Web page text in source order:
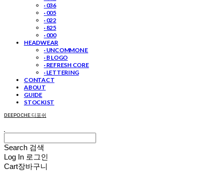
· 036
· 005
· 022
· 825
· 000
HEADWEAR
· UNCOMMON E
· B LOGO
· REFRESH CORE
· LETTERING
CONTACT
ABOUT
GUIDE
STOCKIST
DEEPOCHE 디포쉬
Search 검색
Log In 로그인
Cart장바구니